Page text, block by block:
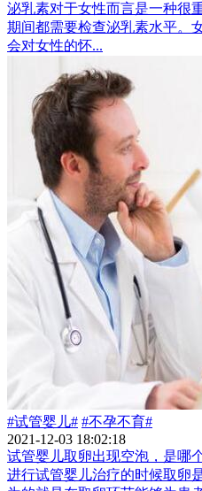
泌乳素对于女性而言是一种很
期间都需要检查泌乳素水平。
会对女性的怀...
#试管婴儿# #不孕不育#
2021-12-03 18:02:18
试管婴儿取卵出现空泡，是哪
进行试管婴儿治疗的时候取卵